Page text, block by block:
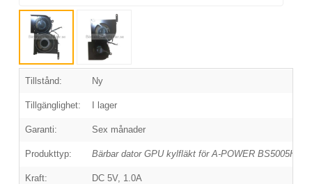
Tillstånd: Ny
Tillgänglighet: I lager
Garanti: Sex månader
Produkttyp: Bärbar dator GPU kylfläkt för A-POWER BS5005HS-
Kraft: DC 5V, 1.0A